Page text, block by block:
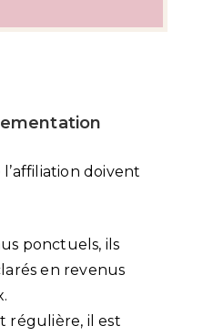
l’affiliation doivent
ponctuels, ils
en revenus
régulière, il est